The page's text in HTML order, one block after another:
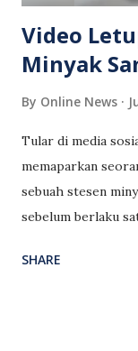
nyawa pemandu
Video
Minyak
By Online News
Tular di media
memaparkan
sebuah stesen
sebelum berlaku
negara dan
SHARE